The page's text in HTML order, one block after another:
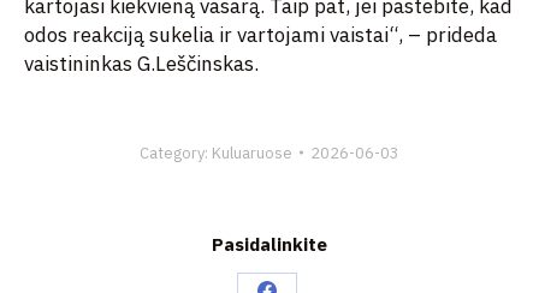
kartojasi kiekvieną vasarą. Taip pat, jei pastebite, kad
odos reakciją sukelia ir vartojami vaistai“, – prideda
vaistininkas G.Leščinskas.
Category: Kuluaruose 2026-06-03
Pasidalinkite